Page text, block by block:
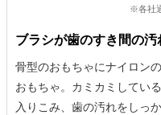
※各社
ブラシが歯のすき間の
骨型のおもちゃにナイロン
おもちゃ。カミカミしてい
入りこみ、歯の汚れをしっ